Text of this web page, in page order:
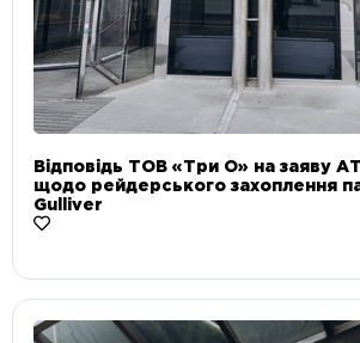
Відповідь ТОВ «Три О» на заяву
щодо рейдерського захоплення
Gulliver